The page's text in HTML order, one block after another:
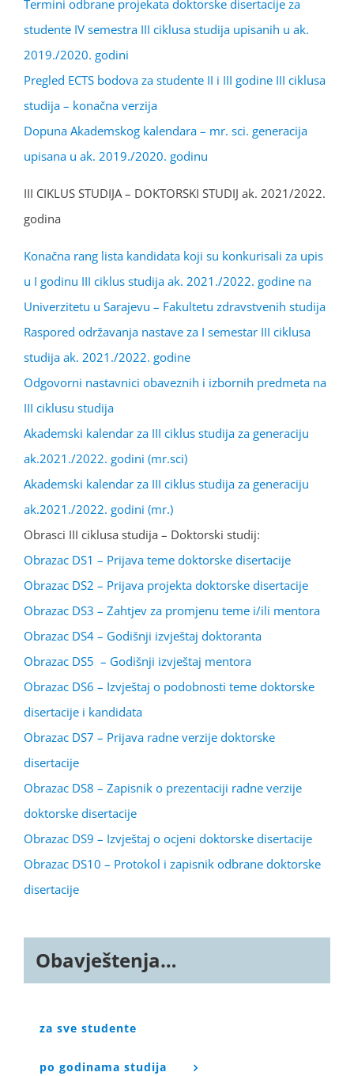
Termini odbrane projekata doktorske disertacije za
studente IV semestra III ciklusa studija upisanih u ak.
2019./2020. godini
Pregled ECTS bodova za studente II i III godine III ciklusa
studija – konačna verzija
Dopuna Akademskog kalendara – mr. sci. generacija
upisana u ak. 2019./2020. godinu
III CIKLUS STUDIJA – DOKTORSKI STUDIJ ak. 2021/2022.
godina
Konačna rang lista kandidata koji su konkurisali za upis
u I godinu III ciklus studija ak. 2021./2022. godine na
Univerzitetu u Sarajevu – Fakultetu zdravstvenih studija
Raspored održavanja nastave za I semestar III ciklusa
studija ak. 2021./2022. godine
Odgovorni nastavnici obaveznih i izbornih predmeta na
III ciklusu studija
Akademski kalendar za III ciklus studija za generaciju
ak.2021./2022. godini (mr.sci)
Akademski kalendar za III ciklus studija za generaciju
ak.2021./2022. godini (mr.)
Obrasci III ciklusa studija – Doktorski studij:
Obrazac DS1 – Prijava teme doktorske disertacije
Obrazac DS2 – Prijava projekta doktorske disertacije
Obrazac DS3 – Zahtjev za promjenu teme i/ili mentora
Obrazac DS4 – Godišnji izvještaj doktoranta
Obrazac DS5 – Godišnji izvještaj mentora
Obrazac DS6 – Izvještaj o podobnosti teme doktorske
disertacije i kandidata
Obrazac DS7 – Prijava radne verzije doktorske
disertacije
Obrazac DS8 – Zapisnik o prezentaciji radne verzije
doktorske disertacije
Obrazac DS9 – Izvještaj o ocjeni doktorske disertacije
Obrazac DS10 – Protokol i zapisnik odbrane doktorske
disertacije
Obavještenja…
za sve studente
po godinama studija